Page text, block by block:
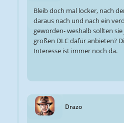
Bleib doch mal locker, nach
daraus nach und nach ein
geworden- weshalb sollten
großen DLC dafür anbieten?
Interesse ist immer noch da.
Drazo